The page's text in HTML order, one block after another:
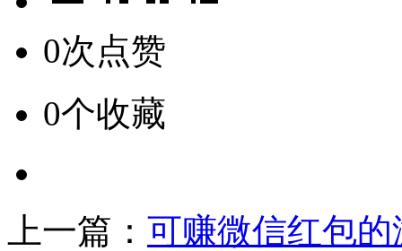
0次点赞
0个收藏
上一篇： 可赚微信红包的